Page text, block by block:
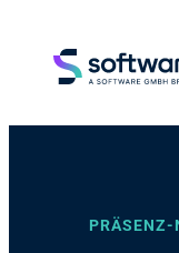
PRÄSENZ-